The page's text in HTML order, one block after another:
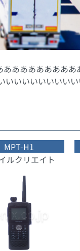
あああああああ
いいいいいいい
MPT-H1
ルクリエイト